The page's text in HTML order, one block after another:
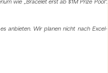
wie „Bracelet erst ab $1M Prize Pool“.
anbieten. Wir planen nicht nach Excel-